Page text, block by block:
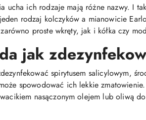
ucha ich rodzaje mają różne nazwy. I
rodzaj kolczyków a mianowicie
proste wkręty, jak i kółka czy
jak
spirytusem salicylowym,
spowodować ich lekkie
nasączonym olejem lub oliwą